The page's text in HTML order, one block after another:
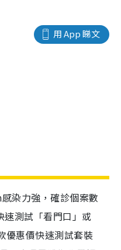
用 App 睇文
染力強，確診個案數
速測試「看門口」或
優惠價快速測試套裝